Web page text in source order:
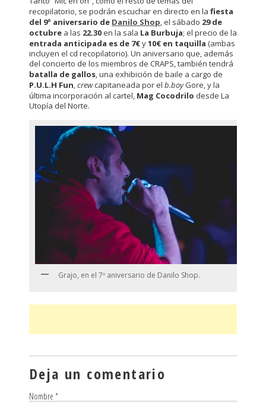
recopilatorio, se podrán escuchar en directo en la fiesta
del 9º aniversario de Danilo Shop, el sábado 29 de
octubre a las 22.30 en la sala La Burbuja; el precio de la
entrada anticipada es de 7€y10€ en taquilla (ambas
incluyen el cd recopilatorio). Un aniversario que, además
del concierto de los miembros de CRAPS, también tendrá
batalla de gallos, una exhibición de baile a cargo de
P.U.L.H Fun,crewcapitaneada por el b.boyGore, y la
última incorporación al cartel, Mag Cocodrilo desde La
Utopía del Norte.
Grajo, en el 7º aniversario de Danilo Shop.
Deja un comentario
Nombre *